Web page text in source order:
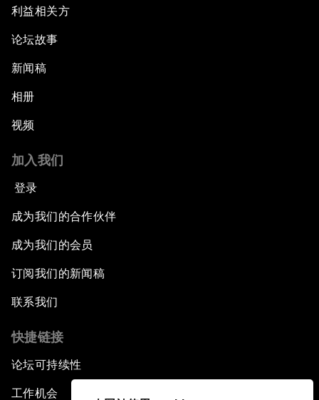
利益相关方
论坛故事
新闻稿
相册
视频
加入我们
登录
成为我们的合作伙伴
成为我们的会员
订阅我们的新闻稿
联系我们
快捷链接
论坛可持续性
工作机会